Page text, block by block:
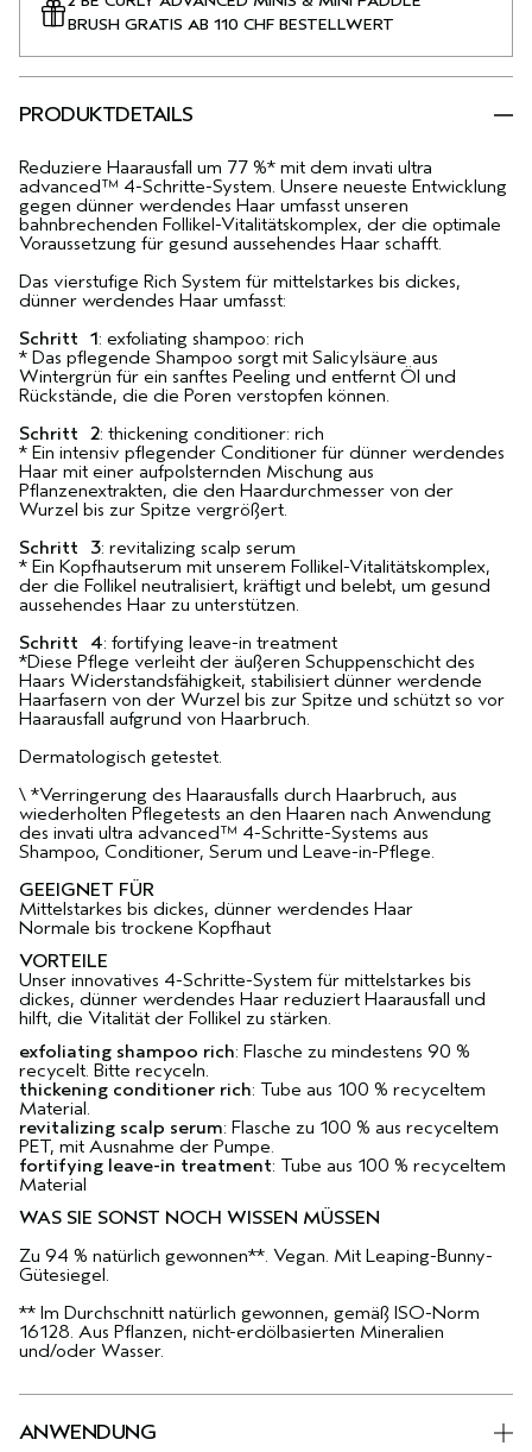
BRUSH GRATIS AB 110 CHF BESTELLWERT
PRODUKTDETAILS
Reduziere Haarausfall um 77 %* mit dem invati ultra
advanced™ 4-Schritte-System. Unsere neueste Entwicklung
gegen dünner werdendes Haar umfasst unseren
bahnbrechenden Follikel-Vitalitätskomplex, der die optimale
Voraussetzung für gesund aussehendes Haar schafft.
Das vierstufige Rich System für mittelstarkes bis dickes,
dünner werdendes Haar umfasst:
Schritt 1: exfoliating shampoo: rich
* Das pflegende Shampoo sorgt mit Salicylsäure aus
Wintergrün für ein sanftes Peeling und entfernt Öl und
Rückstände, die die Poren verstopfen können.
Schritt 2: thickening conditioner: rich
* Ein intensiv pflegender Conditioner für dünner werdendes
Haar mit einer aufpolsternden Mischung aus
Pflanzenextrakten, die den Haardurchmesser von der
Wurzel bis zur Spitze vergrößert.
Schritt 3: revitalizing scalp serum
* Ein Kopfhautserum mit unserem Follikel-Vitalitätskomplex,
der die Follikel neutralisiert, kräftigt und belebt, um gesund
aussehendes Haar zu unterstützen.
Schritt 4: fortifying leave-in treatment
*Diese Pflege verleiht der äußeren Schuppenschicht des
Haars Widerstandsfähigkeit, stabilisiert dünner werdende
Haarfasern von der Wurzel bis zur Spitze und schützt so vor
Haarausfall aufgrund von Haarbruch.
Dermatologisch getestet.
\ *Verringerung des Haarausfalls durch Haarbruch, aus
wiederholten Pflegetests an den Haaren nach Anwendung
des invati ultra advanced™ 4-Schritte-Systems aus
Shampoo, Conditioner, Serum und Leave-in-Pflege.
GEEIGNET FÜR
Mittelstarkes bis dickes, dünner werdendes Haar
Normale bis trockene Kopfhaut
VORTEILE
Unser innovatives 4-Schritte-System für mittelstarkes bis
dickes, dünner werdendes Haar reduziert Haarausfall und
hilft, die Vitalität der Follikel zu stärken.
exfoliating shampoo rich: Flasche zu mindestens 90 %
recycelt. Bitte recyceln.
thickening conditioner rich: Tube aus 100 % recyceltem
Material.
revitalizing scalp serum: Flasche zu 100 % aus recyceltem
PET, mit Ausnahme der Pumpe.
fortifying leave-in treatment: Tube aus 100 % recyceltem
Material
WAS SIE SONST NOCH WISSEN MÜSSEN
Zu 94 % natürlich gewonnen**. Vegan. Mit Leaping-Bunny-
Gütesiegel.
** Im Durchschnitt natürlich gewonnen, gemäß ISO-Norm
16128. Aus Pflanzen, nicht-erdölbasierten Mineralien
und/oder Wasser.
ANWENDUNG